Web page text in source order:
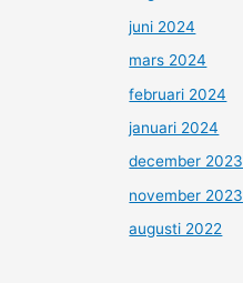
juni 2024
mars 2024
februari 2024
januari 2024
december 2023
november 2023
augusti 2022